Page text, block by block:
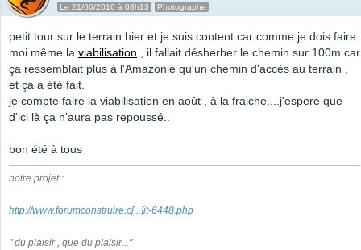
Le 21/06/2010 à 08h13 Photographe
petit tour sur le terrain hier et je suis content car comme je dois faire
moi même la viabilisation , il fallait désherber le chemin sur 100m car
ça ressemblait plus à l'Amazonie qu'un chemin d'accès au terrain ,
et ça a été fait.
je compte faire la viabilisation en août , à la fraiche....j'espere que
d'ici là ça n'aura pas repoussé..
bon été à tous
notre projet :
http://www.forumconstruire.c[...]it-6448.php
" du plaisir , que du plaisir..."